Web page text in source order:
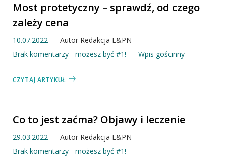
Most protetyczny – sprawdź, od czego
zależy cena
10.07.2022 Autor Redakcja L&PN
Brak komentarzy - możesz być #1!
Wpis gościnny
CZYTAJ ARTYKUŁ
Co to jest zaćma? Objawy i leczenie
29.03.2022 Autor Redakcja L&PN
Brak komentarzy - możesz być #1!